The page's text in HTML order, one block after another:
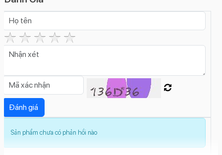
Có
Tính năng camera sau:
Zoom quang học
nhanh thời gian (Time Lapse)Toàn cảnh
(Panorama)
(Ultrawide)
Góc rộng (Wide)Dolby Vision HDR
Fusion
Chống rung quang học (OIS)
độ hành động (Action Mode)
Sản phẩm chưa có phản hồi nào